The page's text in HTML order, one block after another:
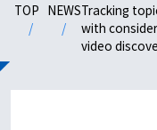
TOP NEWSTracking
with
video